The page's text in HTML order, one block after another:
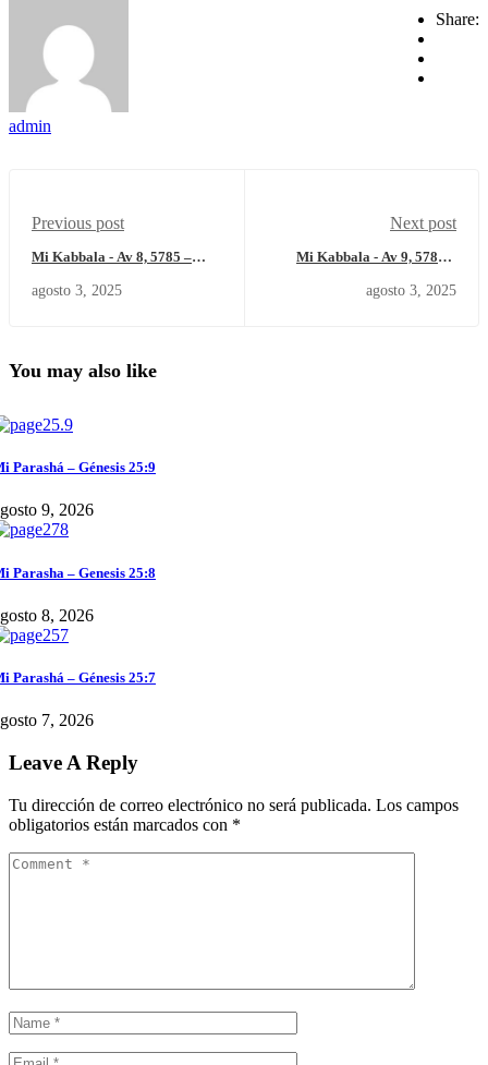
Share:
admin
Previous post
Mi Kabbala - Av 8, 5785 –
agosto 3, 2025
Next post
Mi Kabbala - Av 9, 5785 –
agosto 3, 2025
You may also like
Parashá – Génesis 25:9
9, 2026
Parasha – Genesis 25:8
8, 2026
Parashá – Génesis 25:7
7, 2026
Leave A Reply
Tu dirección de correo electrónico no será publicada. Los campos
obligatorios están marcados con *